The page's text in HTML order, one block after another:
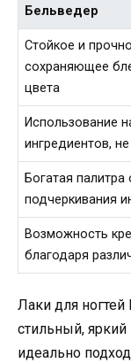
Бельведер
Стойкое и
сохраняющее
цвета
Использование
ингредиентов,
Богатая палитра
подчеркивания
Возможность
благодаря
Лаки для ногтей
стильный,
идеально